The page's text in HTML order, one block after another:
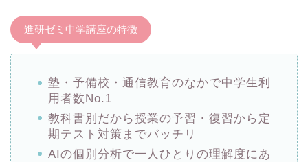
進研ゼミ中学講座の特徴
塾・予備校・通信教育のなかで中学生利
用者数No.1
教科書別だから授業の予習・復習から定
期テスト対策までバッチリ
AIの個別分析で一人ひとりの理解度にあ